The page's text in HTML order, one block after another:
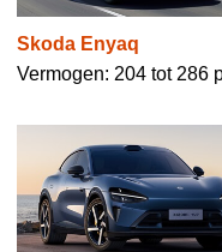
Skoda Enyaq
Vermogen: 204 tot 286